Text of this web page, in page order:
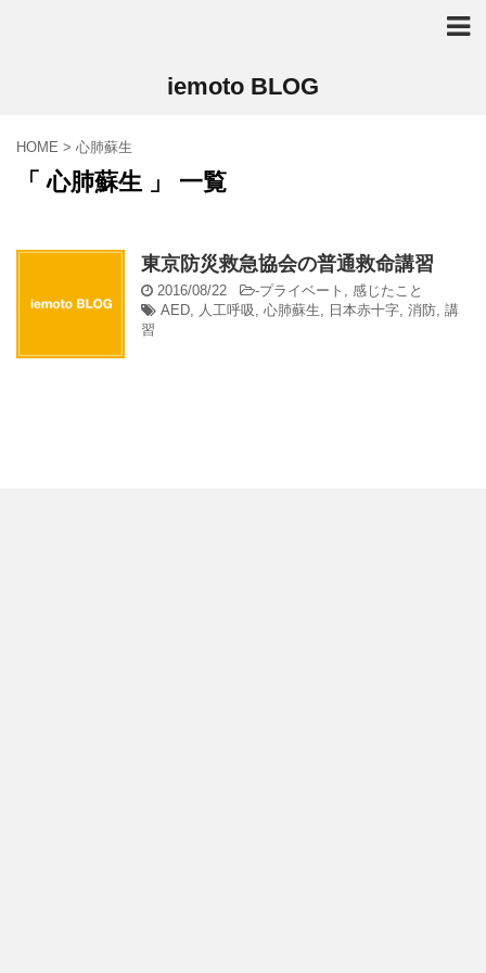
iemoto BLOG
HOME > 心肺蘇生
「 心肺蘇生 」 一覧
東京防災救急協会の普通救命講習
2016/08/22 -プライベート , 感じたこと
AED, 人工呼吸 , 心肺蘇生, 日本赤十字, 消防, 講
習